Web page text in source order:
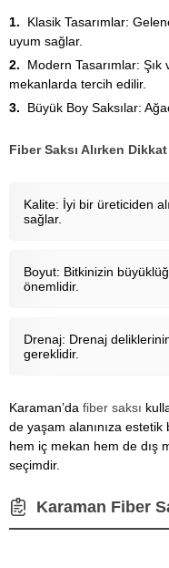
Klasik Tasarımlar:
uyum sağlar.
Modern Tasarımlar:
mekanlarda tercih edilir.
Büyük Boy Saksılar:
Fiber Saksı Alırken
Kalite: İyi bir üreticiden
sağlar.
Boyut: Bitkinizin
önemlidir.
Drenaj: Drenaj
gereklidir.
Karaman’da fiber saksı
de yaşam alanınıza
hem iç mekan hem de dış
seçimdir.
Karaman Fiber